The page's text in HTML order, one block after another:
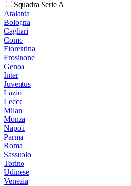
Squadra Serie A
Atalanta
Bologna
Cagliari
Como
Fiorentina
Frosinone
Genoa
Inter
Juventus
Lazio
Lecce
Milan
Monza
Napoli
Parma
Roma
Sassuolo
Torino
Udinese
Venezia